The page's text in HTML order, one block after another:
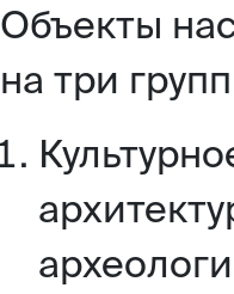
Объекты
на три